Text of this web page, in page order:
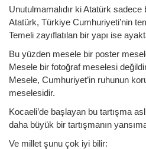
Unutulmamalıdır ki Atatürk sadece
Atatürk, Türkiye Cumhuriyeti’nin
Temeli zayıflatılan bir yapı ise
Bu yüzden mesele bir poster
Mesele bir fotoğraf meselesi
Mesele, Cumhuriyet’in ruhunun
meselesidir.
Kocaeli’de başlayan bu tartışma
daha büyük bir tartışmanın
Ve millet şunu çok iyi bilir: